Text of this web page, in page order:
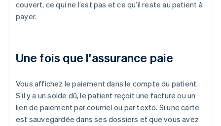
couvert, ce qui ne l’est pas et ce qu’il reste au patient à
payer.
Une fois que l'assurance paie
Vous affichez le paiement dans le compte du patient.
S’il y a un solde dû, le patient reçoit une facture ou un
lien de paiement par courriel ou par texto. Si une carte
est sauvegardée dans ses dossiers et que vous avez